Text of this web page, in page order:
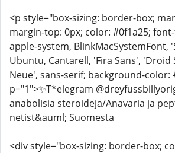
<p style="box-sizing: border-box;
margin-top: 0px; color: #0f1a25;
apple-system, BlinkMacSystemFont,
Ubuntu, Cantarell, 'Fira Sans', 'Droid
Neue', sans-serif; background-color:
p="1">✨T*elegram
anabolisia steroideja/Anavaria ja
netist&auml; Suomesta
<div style="box-sizing: border-box;